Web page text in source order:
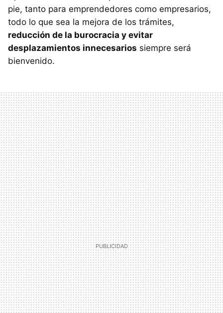
pie, tanto para emprendedores como empresarios,
todo lo que sea la mejora de los trámites,
reducción de la burocracia y evitar
desplazamientos innecesarios siempre será
bienvenido.